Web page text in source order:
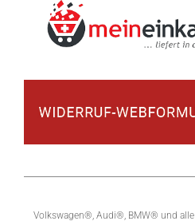
Volkswagen®, Audi®, BMW® und